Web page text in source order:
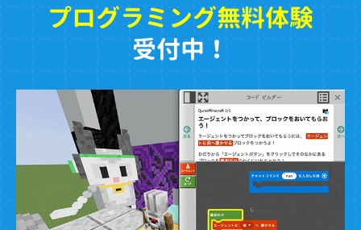
プログラミング無料体験
受付中！